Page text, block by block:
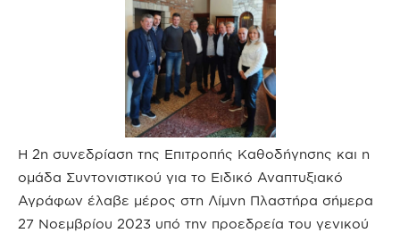
Η 2η συνεδρίαση της Επιτροπής Καθοδήγησης και η
ομάδα Συντονιστικού για το Ειδικό Αναπτυξιακό
Αγράφων έλαβε μέρος στη Λίμνη Πλαστήρα σήμερα
27 Νοεμβρίου 2023 υπό την προεδρεία του γενικού